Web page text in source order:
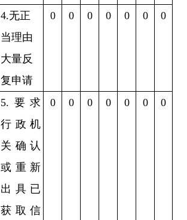
4.无正
当理由
大量反
复申请
0 0 0 0 0 0 0
5.要求
行政机
关确认
或重新
出具已
获取信
0 0 0 0 0 0 0